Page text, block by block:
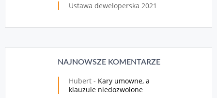
Ustawa deweloperska 2021
NAJNOWSZE KOMENTARZE
Hubert - Kary umowne, a
klauzule niedozwolone